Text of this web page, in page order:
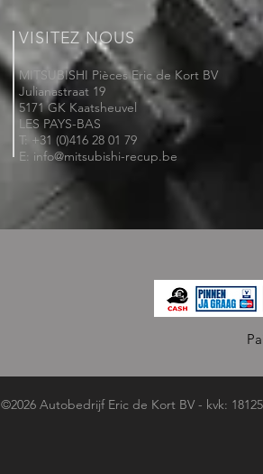
VISITEZ NOUS
MITSUBISHI Pièces Eric de Kort BV
Julianastraat 19
5171 GK Kaatsheuvel
LES PAYS-BAS
T: +31 (0)416 28 01 79
E: info@mitsubishi-recup.be
©2026 Autobedrijf Eric de Kort BV - kvk: